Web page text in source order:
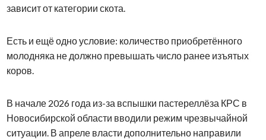
зависит от категории скота.
Есть и ещё одно условие: количество приобретённого
молодняка не должно превышать число ранее изъятых
коров.
В начале 2026 года из-за вспышки пастереллёза КРС в
Новосибирской области вводили режим чрезвычайной
ситуации. В апреле власти дополнительно направили